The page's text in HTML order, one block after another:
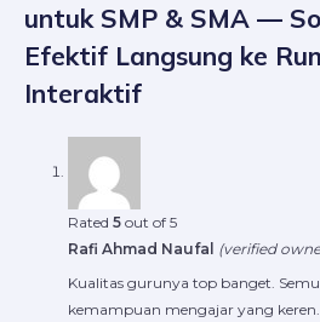
untuk SMP & SMA —
Efektif Langsung ke
Interaktif
Rated 5 out of 5
Rafi Ahmad Naufal (verified
Kualitas gurunya top banget.
kemampuan mengajar yang